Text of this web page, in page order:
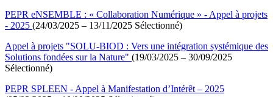
PEPR eNSEMBLE : « Collaboration Numérique » - Appel à projets
- 2025 (24/03/2025 – 13/11/2025 Sélectionné)
Appel à projets "SOLU-BIOD : Vers une intégration systémique des
Solutions fondées sur la Nature" (19/03/2025 – 30/09/2025
Sélectionné)
PEPR SPLEEN - Appel à Manifestation d’Intérêt – 2025